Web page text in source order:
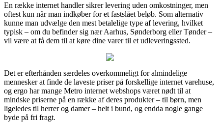
En række internet handler sikrer levering uden omkostninger, men
oftest kun når man indkøber for et fastslået beløb. Som alternativ
kunne man udvælge den mest betalelige type af levering, hvilket
typisk – om du befinder sig nær Aarhus, Sønderborg eller Tønder –
vil være at få dem til at køre dine varer til et udleveringssted.
Det er efterhånden særdeles overkommeligt for almindelige
mennesker at finde de laveste priser på forskellige internet varehuse,
og ergo har mange Metro internet webshops været nødt til at
mindske priserne på en række af deres produkter – til børn, men
ligeledes til herrer og damer – helt i bund, og endda nogle gange
byde på fri fragt.